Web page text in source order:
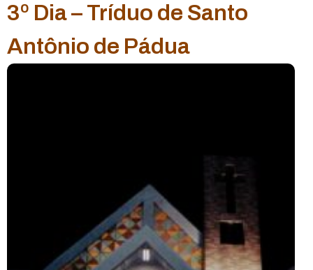
3º Dia – Tríduo de Santo
Antônio de Pádua